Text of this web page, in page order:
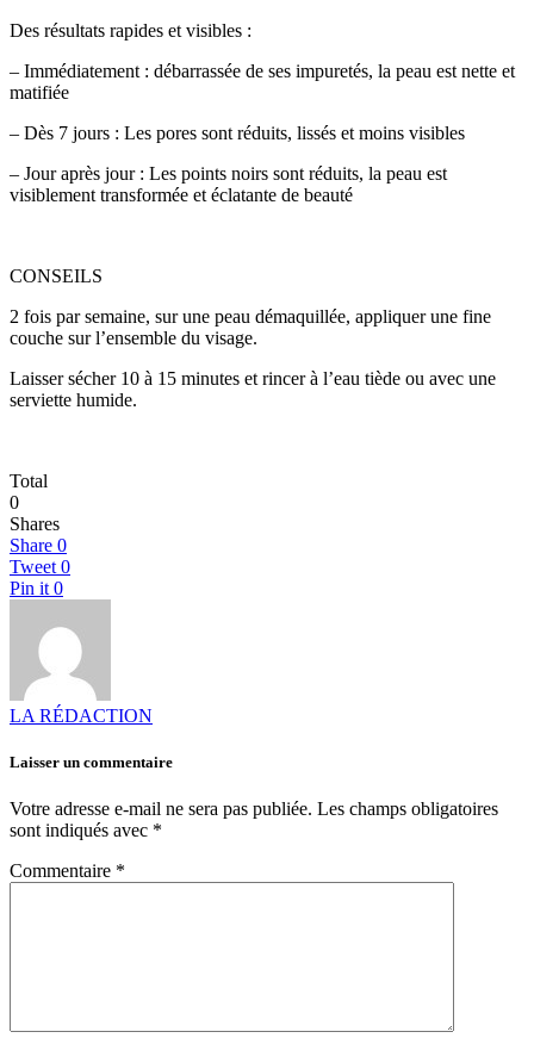
Des résultats rapides et visibles :
– Immédiatement : débarrassée de ses impuretés, la peau est nette et
matifiée
– Dès 7 jours : Les pores sont réduits, lissés et moins visibles
– Jour après jour : Les points noirs sont réduits, la peau est
visiblement transformée et éclatante de beauté
CONSEILS
2 fois par semaine, sur une peau démaquillée, appliquer une fine
couche sur l’ensemble du visage.
Laisser sécher 10 à 15 minutes et rincer à l’eau tiède ou avec une
serviette humide.
Total
0
Shares
Share 0
Tweet 0
Pin it 0
LA RÉDACTION
Laisser un commentaire
Votre adresse e-mail ne sera pas publiée. Les champs obligatoires
sont indiqués avec *
Commentaire *